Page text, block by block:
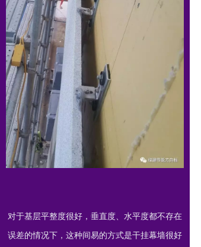
对于基层平整度很好，垂直度、水平度都不存在
误差的情况下，这种间易的方式是干挂幕墙很好